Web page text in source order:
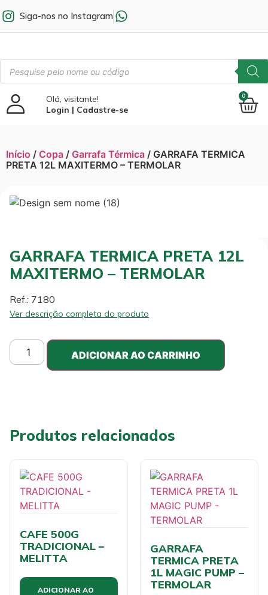
Siga-nos no Instagram
Olá, visitante!
Login | Cadastre-se
0
Início / Copa / Garrafa Térmica / GARRAFA TERMICA
PRETA 12L MAXITERMO – TERMOLAR
GARRAFA TERMICA PRETA 12L
MAXITERMO – TERMOLAR
Ref.: 7180
Ver descrição completa do produto
ADICIONAR AO CARRINHO
Produtos relacionados
CAFE 500G
TRADICIONAL –
MELITTA
ADICIONAR AO
GARRAFA
TERMICA PRETA
1L MAGIC PUMP –
TERMOLAR